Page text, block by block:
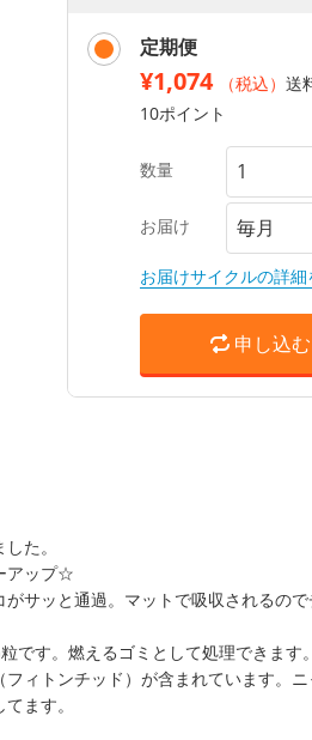
定期便
¥1,074 （税込） 送
10ポイント
数量
お届け
お届けサイクルの詳細
申し込む
た。
アップ☆
サッと通過。マットで吸収されるの
です。燃えるゴミとして処理できます。
ィトンチッド）が含まれています。
ます。